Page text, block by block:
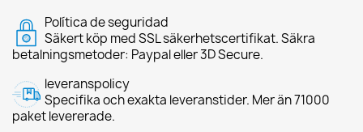
Política de seguridad
Säkert köp med SSL säkerhetscertifikat. Säkra
betalningsmetoder: Paypal eller 3D Secure.
leveranspolicy
Specifika och exakta leveranstider. Mer än 71000
paket levererade.